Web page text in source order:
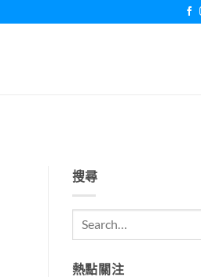
搜尋
熱點關注